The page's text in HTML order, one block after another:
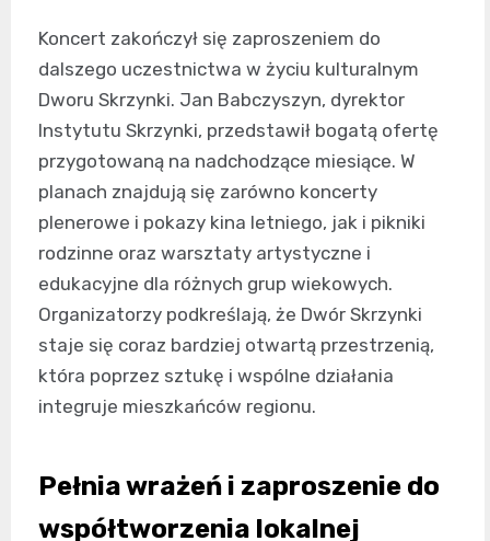
Koncert zakończył się zaproszeniem do
dalszego uczestnictwa w życiu kulturalnym
Dworu Skrzynki. Jan Babczyszyn, dyrektor
Instytutu Skrzynki, przedstawił bogatą ofertę
przygotowaną na nadchodzące miesiące. W
planach znajdują się zarówno koncerty
plenerowe i pokazy kina letniego, jak i pikniki
rodzinne oraz warsztaty artystyczne i
edukacyjne dla różnych grup wiekowych.
Organizatorzy podkreślają, że Dwór Skrzynki
staje się coraz bardziej otwartą przestrzenią,
która poprzez sztukę i wspólne działania
integruje mieszkańców regionu.
Pełnia wrażeń i zaproszenie do
współtworzenia lokalnej